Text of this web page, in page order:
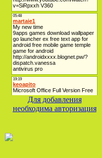
Для добавления
необходима авторизация